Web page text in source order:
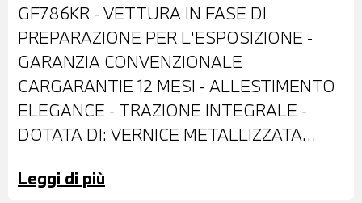
GF786KR - VETTURA IN FASE DI
PREPARAZIONE PER L'ESPOSIZIONE -
GARANZIA CONVENZIONALE
CARGARANTIE 12 MESI - ALLESTIMENTO
ELEGANCE - TRAZIONE INTEGRALE -
DOTATA DI: VERNICE METALLIZZATA
RETROVISORI ESTERNI REGOLABILI E
Leggi di più